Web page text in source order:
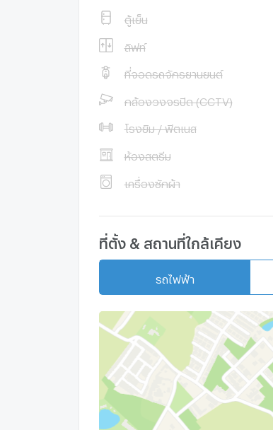
ตู้เย็น
ลิฟท์
ที่จอดรถจักรยานยนต์
กล้องวงจรปิด (CCTV)
โรงยิม / ฟิตเนส
ห้องสตรีม
เครื่องซักผ้า
ที่ตั้ง & สถานที่ใกล้เคียง
รถไฟฟ้า